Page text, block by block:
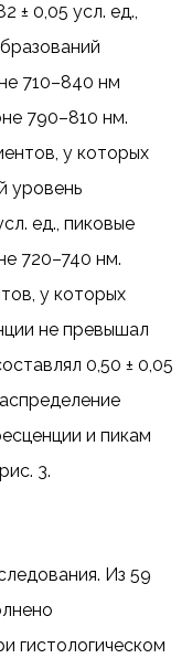
± 0,05 усл. ед.,
710–840 нм
790–810 нм.
у которых
уровень
ед., пиковые
720–740 нм.
у которых
не превышал
0,50 ± 0,05
и пикам
3.
Из 59
гистологическом